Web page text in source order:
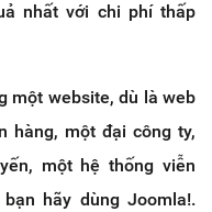
nhất với chi phí thấp
một website, dù là web
hàng, một đại công ty,
một hệ thống viễn
hãy dùng Joomla!.